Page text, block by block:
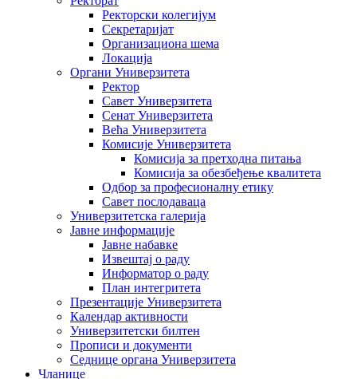
Ректорски колегијум
Секретаријат
Организациона шема
Локација
Органи Универзитета
Ректор
Савет Универзитета
Сенат Универзитета
Већа Универзитета
Комисије Универзитета
Комисија за претходна питања
Комисија за обезбеђење квалитета
Одбор за професионалну етику
Савет послодаваца
Универзитетска галерија
Јавне информације
Јавне набавке
Извештај о раду
Информатор о раду
План интегритета
Презентације Универзитета
Календар активности
Универзитетски билтен
Прописи и документи
Седнице органа Универзитета
Чланице